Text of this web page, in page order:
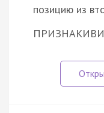
позицию из
ПРИЗНАКИ